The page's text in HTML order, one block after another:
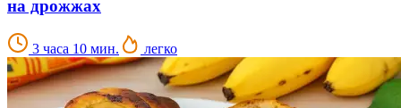
на дрожжах
3 часа 10 мин. легко